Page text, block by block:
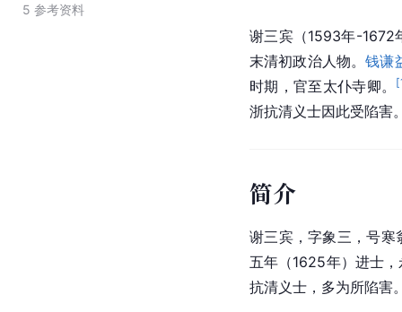
5 参考资料
谢三宾（1593年-1672
末清初政治人物。钱谦
时期，官至太仆寺卿。
[
浙抗清义士因此受陷害
简介
谢三宾，字象三，号
五年（1625年）进士
抗清义士，多为所陷害